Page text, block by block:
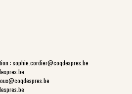
: sophie.cordier@coqdespres.be